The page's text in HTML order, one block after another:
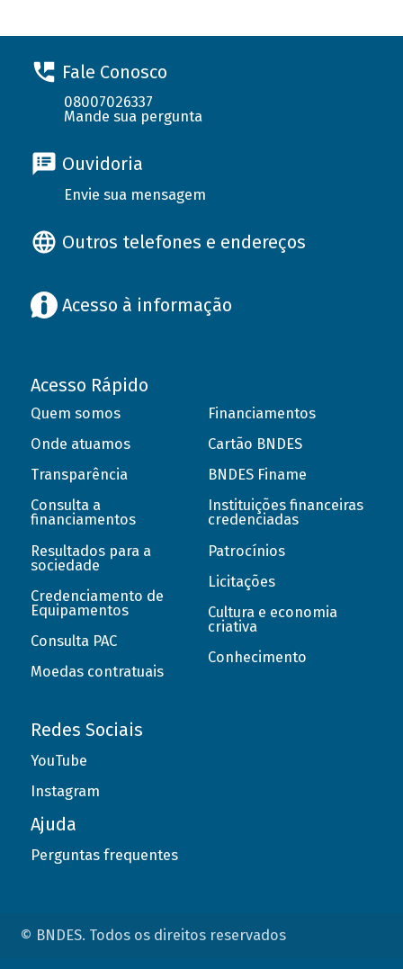
Fale Conosco
08007026337
Mande sua pergunta
Ouvidoria
Envie sua mensagem
Outros telefones e endereços
Acesso à informação
Acesso Rápido
Quem somos
Onde atuamos
Transparência
Consulta a
financiamentos
Resultados para a
sociedade
Credenciamento de
Equipamentos
Consulta PAC
Moedas contratuais
Financiamentos
Cartão BNDES
BNDES Finame
Instituições financeiras
credenciadas
Patrocínios
Licitações
Cultura e economia
criativa
Conhecimento
Redes Sociais
YouTube
Instagram
Ajuda
Perguntas frequentes
© BNDES. Todos os direitos reservados